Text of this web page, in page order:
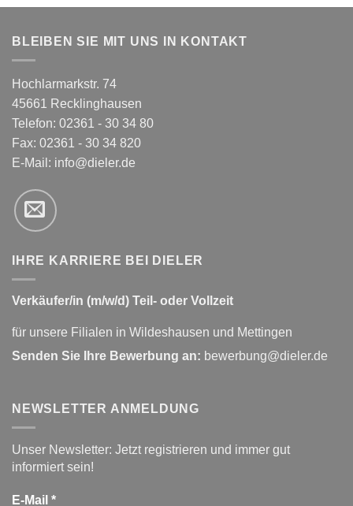
BLEIBEN SIE MIT UNS IN KONTAKT
Hochlarmarkstr. 74
45661 Recklinghausen
Telefon: 02361 - 30 34 80
Fax: 02361 - 30 34 820
E-Mail: info@dieler.de
IHRE KARRIERE BEI DIELER
Verkäufer/in (m/w/d) Teil- oder Vollzeit
für unsere Filialen in Wildeshausen und Mettingen
Senden Sie Ihre Bewerbung an: bewerbung@dieler.de
NEWSLETTER ANMELDUNG
Unser Newsletter: Jetzt registrieren und immer gut
informiert sein!
E-Mail *